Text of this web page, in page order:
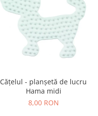
Cățelul - planșetă de lucru
Hama midi
8,00 RON